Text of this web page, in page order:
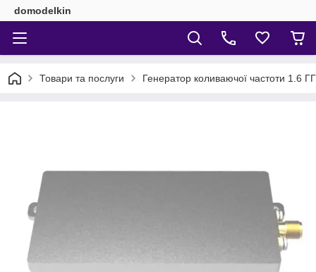
domodelkin
Товари та послуги Генератор коливаючої частоти 1.6